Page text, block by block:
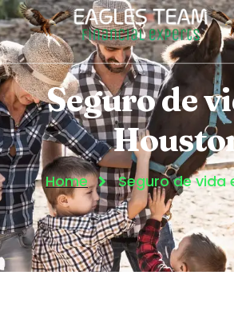
contenido
Seguro de
Home Seguro de vida